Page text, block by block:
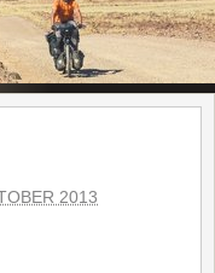
2013